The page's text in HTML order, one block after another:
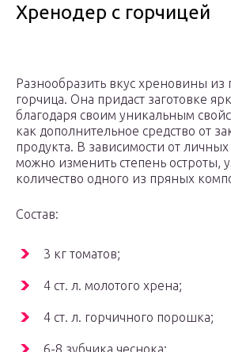
Хренодер с горчицей
Разнообразить вкус хреновины
горчица. Она придаст заготовке
благодаря своим уникальным
как дополнительное средство от
продукта. В зависимости от
можно изменить степень остроты,
количество одного из пряных
Состав:
3 кг томатов;
4 ст. л. молотого хрена;
4 ст. л. горчичного порошка;
6-8 зубчика чеснока;